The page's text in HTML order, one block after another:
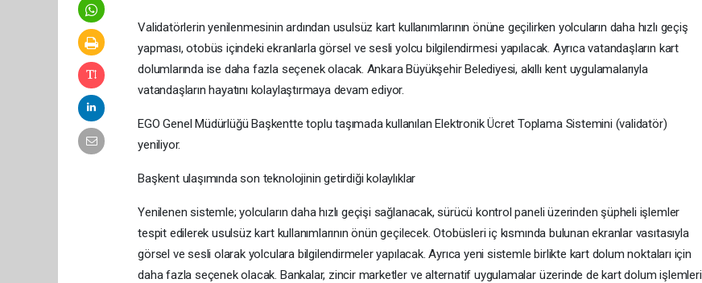
Validatörlerin yenilenmesinin ardından usulsüz kart kullanımlarının önüne geçilirken yolcuların daha hızlı geçiş
yapması, otobüs içindeki ekranlarla görsel ve sesli yolcu bilgilendirmesi yapılacak. Ayrıca vatandaşların kart
dolumlarında ise daha fazla seçenek olacak. Ankara Büyükşehir Belediyesi, akıllı kent uygulamalarıyla
vatandaşların hayatını kolaylaştırmaya devam ediyor.
EGO Genel Müdürlüğü Başkentte toplu taşımada kullanılan Elektronik Ücret Toplama Sistemini (validatör)
yeniliyor.
Başkent ulaşımında son teknolojinin getirdiği kolaylıklar
Yenilenen sistemle; yolcuların daha hızlı geçişi sağlanacak, sürücü kontrol paneli üzerinden şüpheli işlemler
tespit edilerek usulsüz kart kullanımlarının önün geçilecek. Otobüsleri iç kısmında bulunan ekranlar vasıtasıyla
görsel ve sesli olarak yolculara bilgilendirmeler yapılacak. Ayrıca yeni sistemle birlikte kart dolum noktaları için
daha fazla seçenek olacak. Bankalar, zincir marketler ve alternatif uygulamalar üzerinde de kart dolum işlemleri